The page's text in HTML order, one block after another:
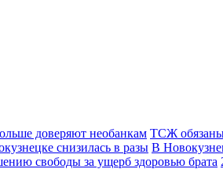
доверяют необанкам ТСЖ
снизилась в разы В
свободы за ущерб здоровью брата